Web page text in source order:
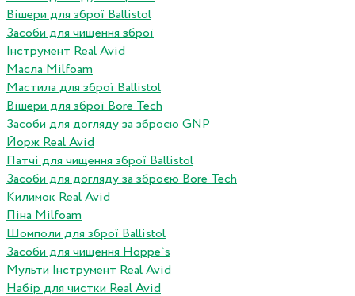
Вішери для зброї Ballistol
Засоби для чищення зброї
Інструмент Real Avid
Масла Milfoam
Мастила для зброї Ballistol
Вішери для зброї Bore Tech
Засоби для догляду за зброєю GNP
Йорж Real Avid
Патчі для чищення зброї Ballistol
Засоби для догляду за зброєю Bore Tech
Килимок Real Avid
Піна Milfoam
Шомполи для зброї Ballistol
Засоби для чищення Hoppe`s
Мульти Інструмент Real Avid
Набір для чистки Real Avid